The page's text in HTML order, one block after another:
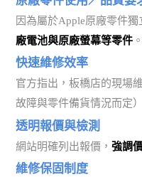
因為屬於Apple原廠零件
廠電池與原廠螢幕等零件 。
快速維修效率
官方指出，板橋店的現場
故障與零件備貨情況而定
透明報價與檢測
網站明確列出報價，強調
維修保固制度